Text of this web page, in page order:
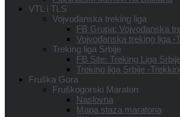
VTL i TLS
Vojvođanska treking liga
FB Grupa: Vojvođanska
Vojvođanska treking liga -
Treking liga Srbije
FB Site: Treking Liga
Treking liga Srbije -
Fruška Gora
Fruškogorski Maraton
Naslovna
Mapa staza maratona